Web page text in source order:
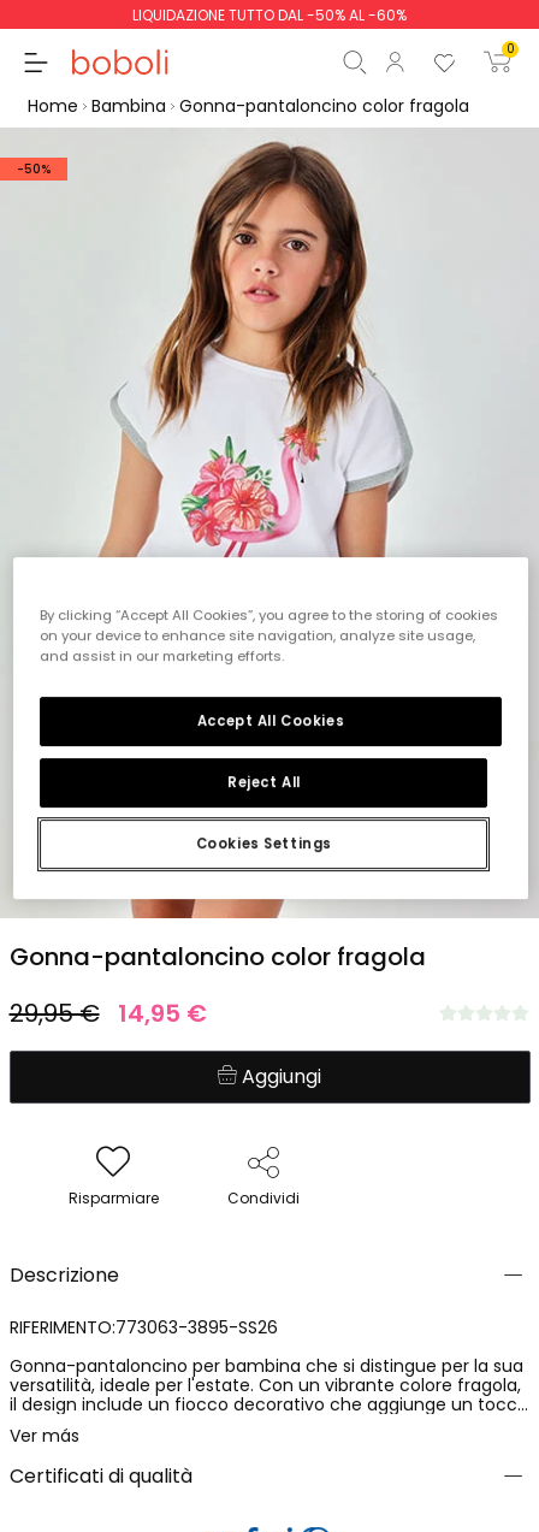
LIQUIDAZIONE TUTTO DAL -50% AL -60%
0
Continua Inizio ordine
Home Bambina Gonna-pantaloncino color fragola
-50%
Gonna-pantaloncino color fragola
29,95 € 14,95 €
Aggiungi
Risparmiare Condividi
Descrizione
RIFERIMENTO:773063-3895-SS26
Gonna-pantaloncino per bambina che si distingue per la sua
versatilità, ideale per l'estate. Con un vibrante colore fragola,
il design include un fiocco decorativo che aggiunge un tocco
affascinante. Realizzata con un tessuto morbido e
confortevole, è perfetta per l'uso quotidiano. Disponibile in
taglie da 2 a 14 anni, questo capo combina funzionalità e
stile. Ideale da abbinare a magliette leggere, è una scelta
Ver más
Certificati di qualità
By clicking “Accept All Cookies”, you agree to the storing of cookies
on your device to enhance site navigation, analyze site usage,
and assist in our marketing efforts.
Cookies Settings
Reject All
Accept All Cookies